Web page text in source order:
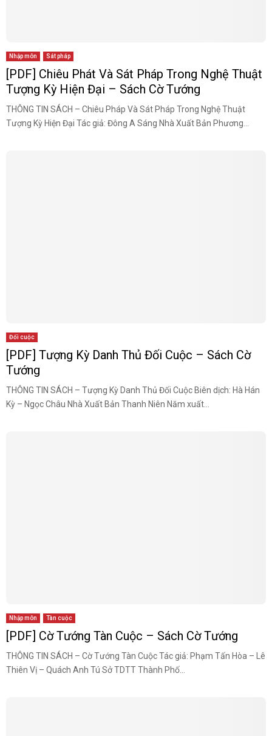
Nhập môn Sát pháp
[PDF] Chiêu Phát Và Sát Pháp Trong Nghệ Thuật
Tượng Kỳ Hiện Đại – Sách Cờ Tướng
THÔNG TIN SÁCH – Chiêu Pháp Và Sát Pháp Trong Nghệ Thuật
Tượng Kỳ Hiện Đại Tác giả: Đông A Sáng Nhà Xuất Bản Phương...
Đối cuộc
[PDF] Tượng Kỳ Danh Thủ Đối Cuộc – Sách Cờ
Tướng
THÔNG TIN SÁCH – Tượng Kỳ Danh Thủ Đối Cuộc Biên dịch: Hà Hán
Kỳ – Ngọc Châu Nhà Xuất Bản Thanh Niên Năm xuất...
Nhập môn Tàn cuộc
[PDF] Cờ Tướng Tàn Cuộc – Sách Cờ Tướng
THÔNG TIN SÁCH – Cờ Tướng Tàn Cuộc Tác giả: Phạm Tấn Hòa – Lê
Thiên Vị – Quách Anh Tú Sở TDTT Thành Phố...